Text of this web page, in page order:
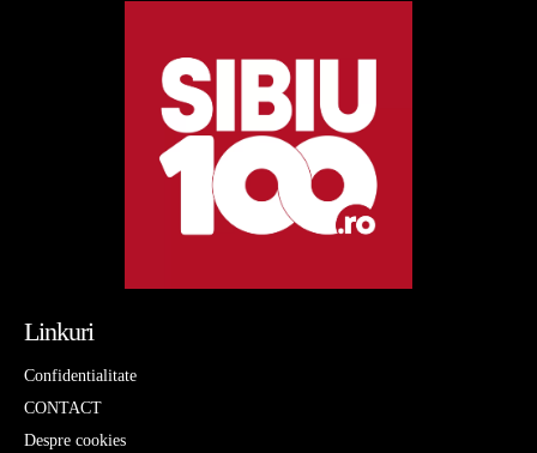
Linkuri
Confidentialitate
CONTACT
Despre cookies